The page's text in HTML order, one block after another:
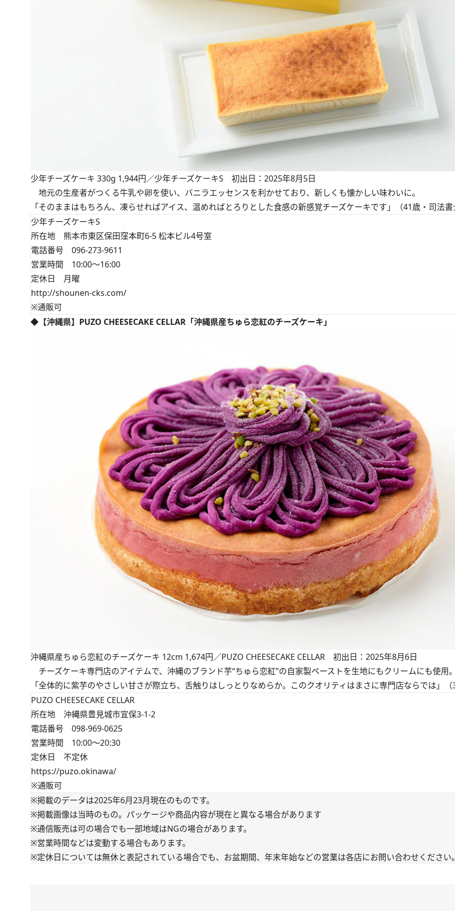
少年チーズケーキ 330g 1,944円／少年チーズケーキS 初出日：2025年8月5日
地元の生産者がつくる牛乳や卵を使い、バニラエッセンスを利かせており、新しくも懐かしい味わいに。
「そのままはもちろん、凍らせればアイス、温めればとろりとした食感の新感覚チーズケーキです」（41歳・司法
少年チーズケーキS
所在地 熊本市東区保田窪本町6-5 松本ビル4号室
電話番号 096-273-9611
営業時間 10:00～16:00
定休日 月曜
http://shounen-cks.com/
※通販可
◆【沖縄県】PUZO CHEESECAKE CELLAR「沖縄県産ちゅら恋紅のチーズケーキ」
沖縄県産ちゅら恋紅のチーズケーキ 12cm 1,674円／PUZO CHEESECAKE CELLAR 初出日：2025年8月6日
チーズケーキ専門店のアイテムで、沖縄のブランド芋“ちゅら恋紅”の自家製ペーストを生地にもクリームにも使用
「全体的に紫芋のやさしい甘さが際立ち、舌触りはしっとりなめらか。このクオリティはまさに専門店ならでは」
PUZO CHEESECAKE CELLAR
所在地 沖縄県豊見城市宜保3-1-2
電話番号 098-969-0625
営業時間 10:00～20:30
定休日 不定休
https://puzo.okinawa/
※通販可
※掲載のデータは2025年6月23月現在のものです。
※掲載画像は当時のもの。パッケージや商品内容が現在と異なる場合があります
※通信販売は可の場合でも一部地域はNGの場合があります。
※営業時間などは変動する場合もあります。
※定休日については無休と表記されている場合でも、お盆期間、年末年始などの営業は各店にお問い合わせください